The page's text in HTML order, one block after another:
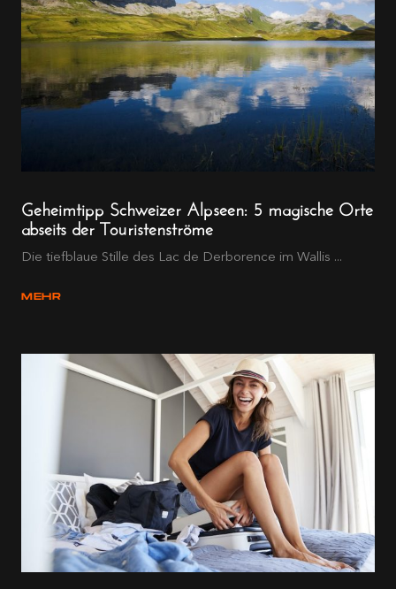
Geheimtipp Schweizer Alpseen: 5 magische Orte
abseits der Touristenströme
Die tiefblaue Stille des Lac de Derborence im Wallis ...
MEHR